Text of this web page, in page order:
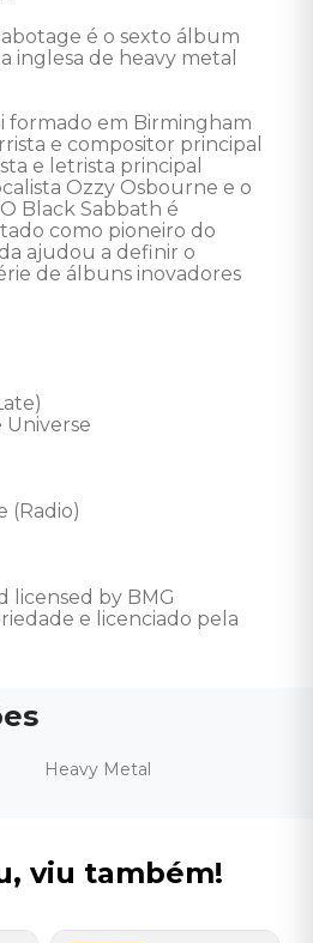
é o sexto álbum
inglesa de heavy metal
formado em Birmingham
e compositor principal
e letrista principal
Ozzy Osbourne e o
Black Sabbath é
como pioneiro do
ajudou a definir o
de álbuns inovadores
Universe
(Radio)
licensed by BMG
e licenciado pela
Heavy Metal
viu também!